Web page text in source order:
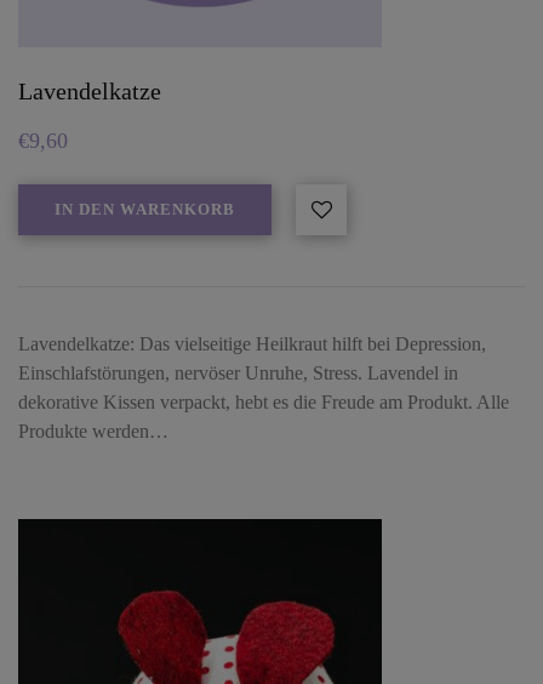
Lavendelkatze
€9,60
IN DEN WARENKORB
Lavendelkatze: Das vielseitige Heilkraut hilft bei Depression,
Einschlafstörungen, nervöser Unruhe, Stress. Lavendel in
dekorative Kissen verpackt, hebt es die Freude am Produkt. Alle
Produkte werden…